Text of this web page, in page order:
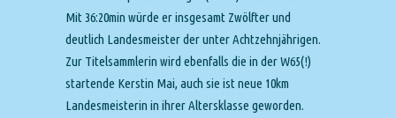
Mit 36:20min würde er insgesamt Zwölfter und
deutlich Landesmeister der unter Achtzehnjährigen.
Zur Titelsammlerin wird ebenfalls die in der W65(!)
startende Kerstin Mai, auch sie ist neue 10km
Landesmeisterin in ihrer Altersklasse geworden.